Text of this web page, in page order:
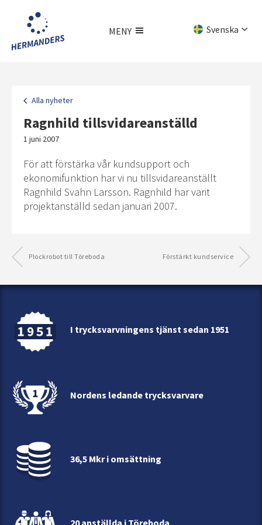
huvudinnehållet
Svenska
MENY
Alla nyheter
Ragnhild tillsvidareanställd
1 juni 2007
För att förstärka vår kundsupport och
ekonomifunktion har vi nu tillsvidareanställt
Ragnhild Svahn Larsson. Ragnhild har varit
projektanställd sedan januari 2007.
Plockrobot till Töreboda Förstärkt kundservice
I trycksvarvningens tjänst sedan 1951
Nordens ledande trycksvarvare
36,5 Mkr i omsättning
20 anställda i Töreboda